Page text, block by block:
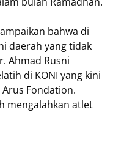
bahwa di
daerah yang tidak
Ahmad Rusni
di KONI yang kini
Fondation.
mengalahkan atlet